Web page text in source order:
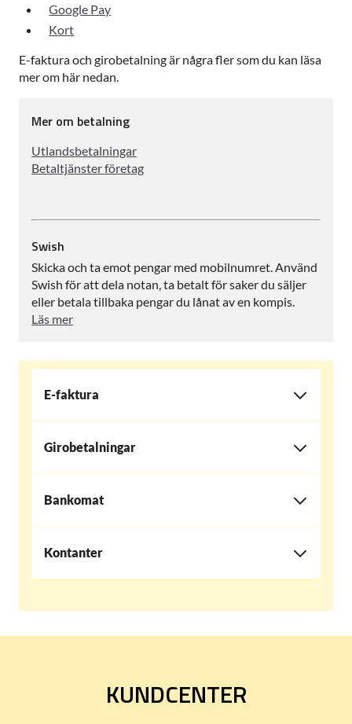
Google Pay
Kort
E-faktura och girobetalning är några fler som du kan läsa
mer om här nedan.
Mer om betalning
Utlandsbetalningar
Betaltjänster företag
Swish
Skicka och ta emot pengar med mobilnumret. Använd
Swish för att dela notan, ta betalt för saker du säljer
eller betala tillbaka pengar du lånat av en kompis.
Läs mer
E-faktura
Girobetalningar
Bankomat
Kontanter
KUNDCENTER